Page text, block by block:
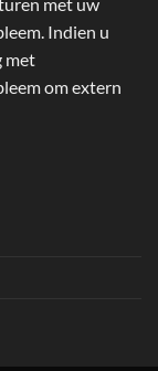
Indien u
met
om extern